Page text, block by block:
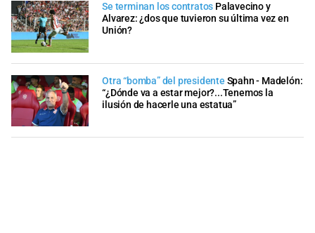
Se terminan los contratos Palavecino y
Alvarez: ¿dos que tuvieron su última vez en
Unión?
Otra “bomba” del presidente Spahn - Madelón:
“¿Dónde va a estar mejor?...Tenemos la
ilusión de hacerle una estatua”